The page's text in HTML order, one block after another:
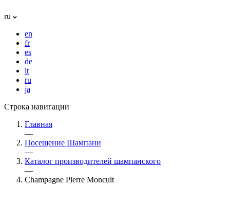
ru
en
fr
es
de
it
ru
ja
Строка навигации
Главная
—
Посещение Шампани
—
Каталог производителей шампанского
—
Champagne Pierre Moncuit